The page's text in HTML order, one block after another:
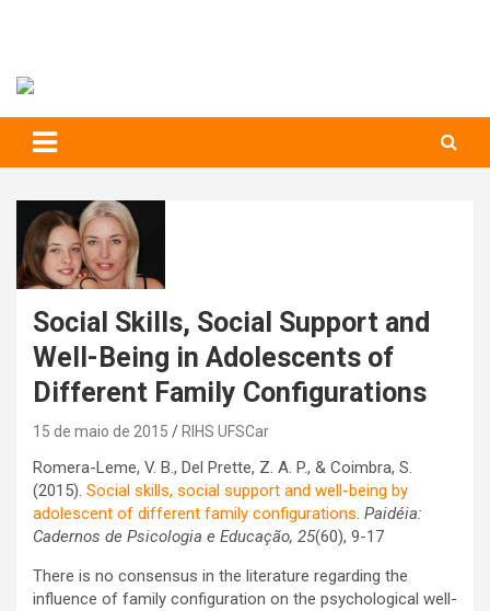
Social Skills, Social Support and
Well-Being in Adolescents of
Different Family Configurations
15 de maio de 2015 RIHS UFSCar
Romera-Leme, V. B., Del Prette, Z. A. P., & Coimbra, S.
(2015). Social skills, social support and well-being by
adolescent of different family configurations. Paidéia:
Cadernos de Psicologia e Educação, 25(60), 9-17
There is no consensus in the literature regarding the
influence of family configuration on the psychological well-